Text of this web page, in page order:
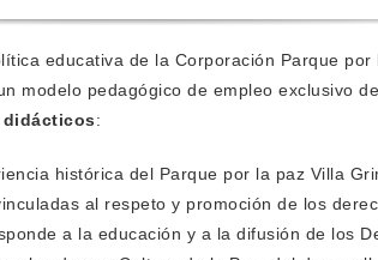
educativa de la Corporación Parque
modelo pedagógico de empleo exclusivo
:
histórica del Parque por la paz Villa
al respeto y promoción de los
a la educación y a la difusión de los